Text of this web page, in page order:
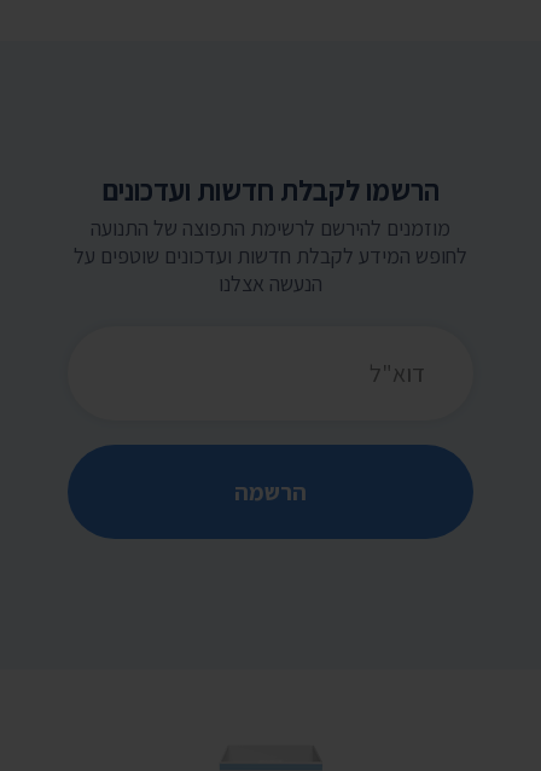
הרשמו לקבלת חדשות ועדכונים
מוזמנים להירשם לרשימת התפוצה של התנועה
לחופש המידע לקבלת חדשות ועדכונים שוטפים על
הנעשה אצלנו
הרשמה